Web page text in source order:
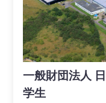
一般財団法人
学生